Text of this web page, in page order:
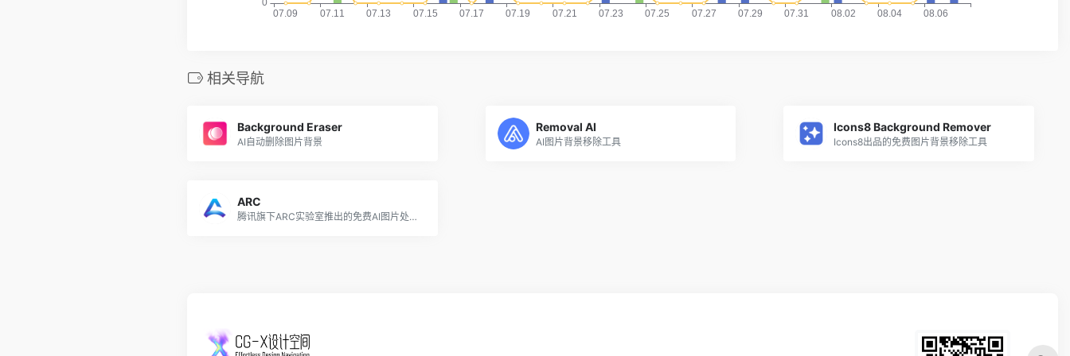
相关导航
Background Eraser
AI自动删除图片背景
Removal AI
AI图片背景移除工具
Icons8 Background Remover
Icons8出品的免费图片背景移除工具
ARC
腾讯旗下ARC实验室推出的免费AI图片处理工具